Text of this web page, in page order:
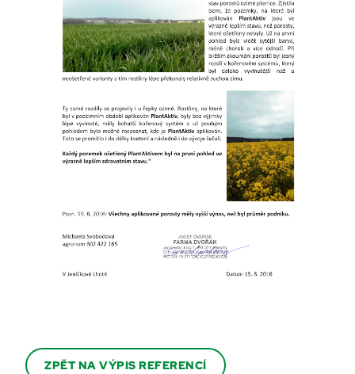
ZPĚT NA VÝPIS REFERENCÍ